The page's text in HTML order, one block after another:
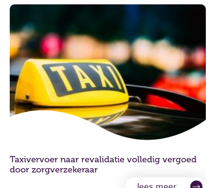
Taxivervoer naar revalidatie volledig vergoed
door zorgverzekeraar